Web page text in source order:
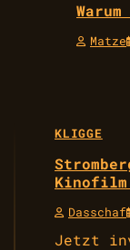
Matze
KLIGGE
Dasschaf
Jetzt